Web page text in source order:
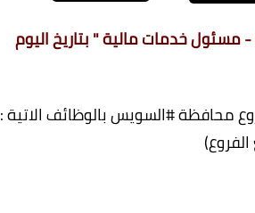
خدمات مالية " بتاريخ اليوم
محافظة #السويس بالوظائف الاتية :